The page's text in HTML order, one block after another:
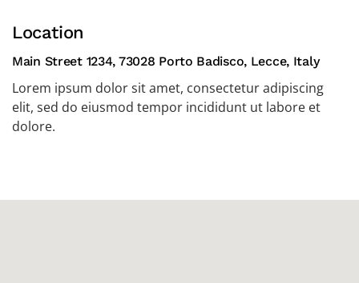
Location
Main Street 1234, 73028 Porto Badisco, Lecce, Italy
Lorem ipsum dolor sit amet, consectetur adipiscing
elit, sed do eiusmod tempor incididunt ut labore et
dolore.